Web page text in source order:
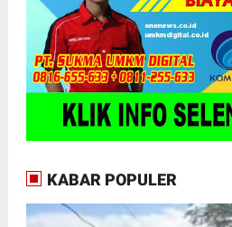
KABAR POPULER